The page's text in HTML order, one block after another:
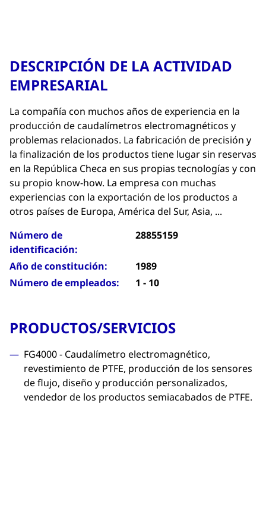
DESCRIPCIÓN DE LA ACTIVIDAD
EMPRESARIAL
La compañía con muchos años de experiencia en la
producción de caudalímetros electromagnéticos y
problemas relacionados. La fabricación de precisión y
la finalización de los productos tiene lugar sin reservas
en la República Checa en sus propias tecnologías y con
su propio know-how. La empresa con muchas
experiencias con la exportación de los productos a
otros países de Europa, América del Sur, Asia, ...
Número de
identificación:
28855159
Año de constitución:
1989
Número de empleados:
1 - 10
PRODUCTOS/SERVICIOS
FG4000 - Caudalímetro electromagnético,
revestimiento de PTFE, producción de los sensores
de flujo, diseño y producción personalizados,
vendedor de los productos semiacabados de PTFE.